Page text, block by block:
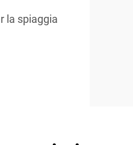
la spiaggia